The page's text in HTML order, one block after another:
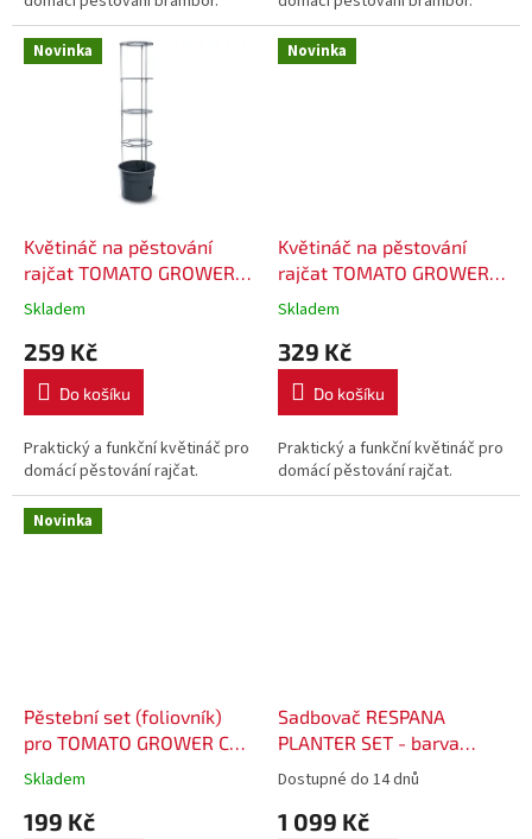
Novinka
Květináč na pěstování
rajčat TOMATO GROWER
29,5 cm - barva antracit
Skladem
259 Kč
Do košíku
Praktický a funkční květináč pro
domácí pěstování rajčat.
Novinka
Květináč na pěstování
rajčat TOMATO GROWER
39,2 cm - barva antracit
Skladem
329 Kč
Do košíku
Praktický a funkční květináč pro
domácí pěstování rajčat.
Novinka
Pěstební set (foliovník)
pro TOMATO GROWER CAP
38,5 cm
Skladem
199 Kč
Sadbovač RESPANA
PLANTER SET - barva
antracit (S433)
Dostupné do 14 dnů
1 099 Kč